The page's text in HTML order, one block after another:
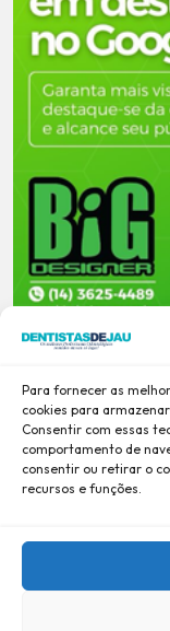
Para fornecer as
cookies para
Consentir com essas
comportamento de
consentir ou retirar o
recursos e funções.